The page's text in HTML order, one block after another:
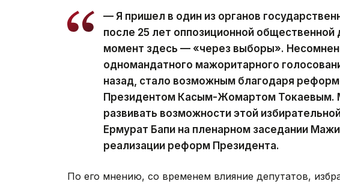
— Я пришел в один из органов
после 25 лет оппозиционной
момент здесь — «через выборы».
одномандатного мажоритарного
назад, стало возможным благодаря
Президентом Касым-Жомартом Токаевым.
развивать возможности этой
Ермурат Бапи на пленарном заседании
реализации реформ Президента.
По его мнению, со временем влияние депутатов,